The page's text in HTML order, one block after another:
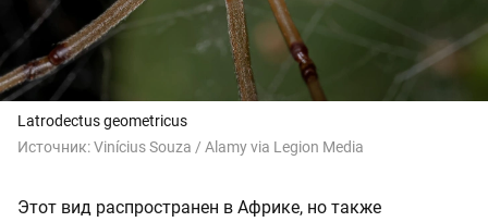
Latrodectus geometricus
Источник:Vinícius Souza / Alamy via Legion Media
Этот вид распространен в Африке, но также